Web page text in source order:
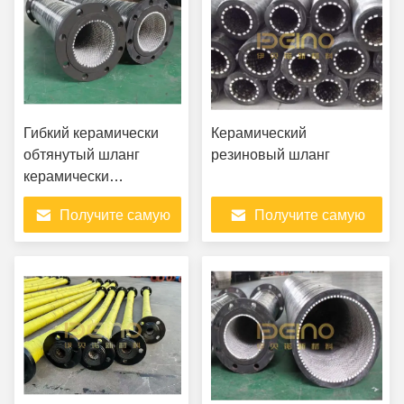
Гибкий керамически
обтянутый шланг
керамически
обтянутый резиновый
шланг Высокая
износостойкость и
транспортировки
частиц и коррозионных
материалов
Получите самую
Керамический
резиновый шланг
Получите самую